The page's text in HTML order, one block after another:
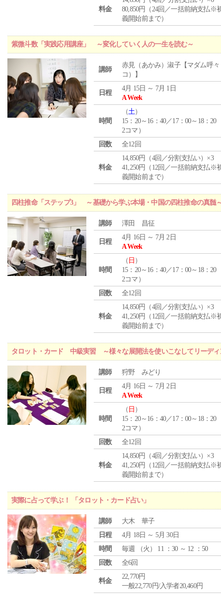
料金
80,850円（24回／一括前納支払※
義開始前まで）
紫微斗数「実践応用講座」 ～変化していく人の一生を読む～
講師
赤見（あかみ）淑子【マダム呼々
コ）】
日程
4月 15日 ～ 7月 1日
A Week
時間
（土）
15：20～16：40／17：00～18：20
2コマ）
回数
全12回
料金
14,850円（4回／分割支払い）×3
41,250円（12回／一括前納支払※
義開始前まで）
四柱推命「ステップ3」 ～基礎から学ぶ本場・中国の四柱推命の真髄
講師 澤田 昌征
日程
4月 16日 ～ 7月 2日
A Week
時間
（ 日 ）
15：20～16：40／17：00～18：20
2コマ）
回数
全12回
料金
14,850円（4回／分割支払い）×3
41,250円（12回／一括前納支払※
義開始前まで）
タロット・カード 中級実習 ～様々な展開法を使いこなしてリーディ
講師 狩野 みどり
日程
4月 16日 ～ 7月 2日
A Week
時間
（ 日 ）
15：20～16：40／17：00～18：20
2コマ）
回数
全12回
料金
14,850円（4回／分割支払い）×3
41,250円（12回／一括前納支払※
義開始前まで）
実際に占って学ぶ！ 「タロット・カード占い」
講師
大木 華子
日程
4月 18日 ～ 5月 30日
時間
毎週 （火 ） 11 ：30 ～ 12 ：50
回数
全6回
料金
22,770円
一般22,770円/入学者20,460円